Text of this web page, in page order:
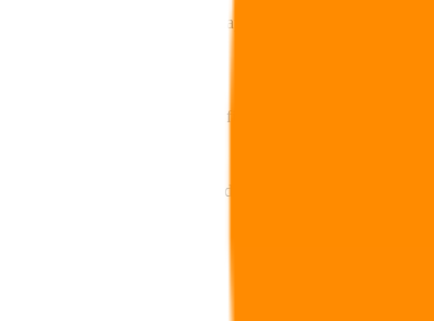
du contrat de capitalisation :
en conservant l’antériorité fiscale.
et ETI (PEA PME) permet d’élever le plafond de